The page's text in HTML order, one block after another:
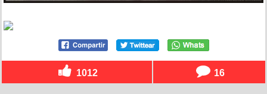
1012 16